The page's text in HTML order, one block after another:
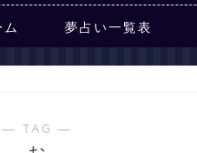
ム 夢占い一覧表
― TAG ―